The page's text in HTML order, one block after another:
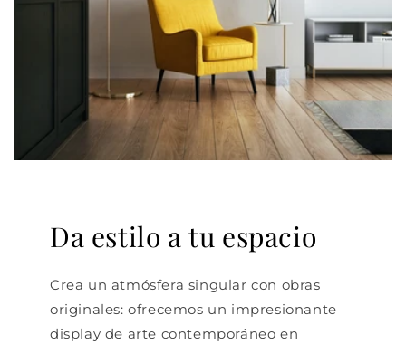
Da estilo a tu espacio
Crea un atmósfera singular con obras
originales: ofrecemos un impresionante
display de arte contemporáneo en